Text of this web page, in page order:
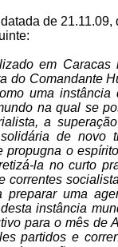
de 21.11.09,
em Caracas
do Comandante
uma instância
na qual se
a
de novo
propugna o
la no curto
correntes
preparar uma
instância
para o mês de
partidos e